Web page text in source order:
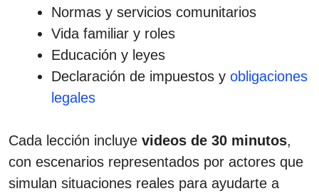
Normas y servicios comunitarios
Vida familiar y roles
Educación y leyes
Declaración de impuestos y obligaciones
legales
Cada lección incluye videos de 30 minutos,
con escenarios representados por actores que
simulan situaciones reales para ayudarte a